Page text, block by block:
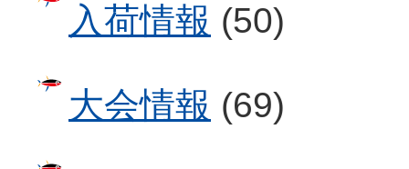
入荷情報 (50)
大会情報 (69)